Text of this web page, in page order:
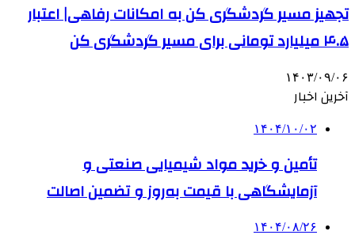
تجهیز مسیر گردشگری کن به امکانات رفاهی| اعتبار
۴.۵ میلیارد تومانی برای مسیر گردشگری کن
۱۴۰۳/۰۹/۰۶
آخرین اخبار
۱۴۰۴/۱۰/۰۲
تأمین و خرید مواد شیمیایی صنعتی و
آزمایشگاهی با قیمت به‌روز و تضمین اصالت
۱۴۰۴/۰۸/۲۶